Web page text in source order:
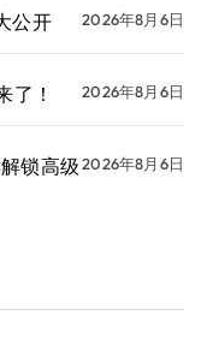
公开 2026年8月6日
了！ 2026年8月6日
锁高级2026年8月6日